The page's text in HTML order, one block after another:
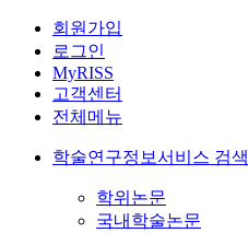
회원가입
로그인
MyRISS
고객센터
전체메뉴
학술연구정보서비스 검색
학위논문
국내학술논문